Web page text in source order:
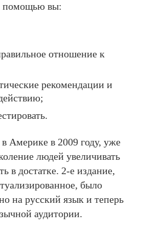
помощью вы:
отношение к
рекомендации и
Америке в 2009 году, уже
людей увеличивать
в достатке. 2-е издание,
было
на русский язык и теперь
аудитории.